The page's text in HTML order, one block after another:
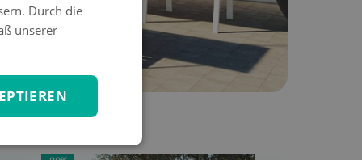
Durch die
unserer